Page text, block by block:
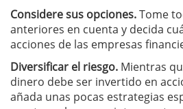
Considere sus opciones.Tome
anteriores en cuenta y decida
acciones de las empresas
Diversificar el riesgo. Mientras
dinero debe ser invertido en
añada unas pocas estrategias